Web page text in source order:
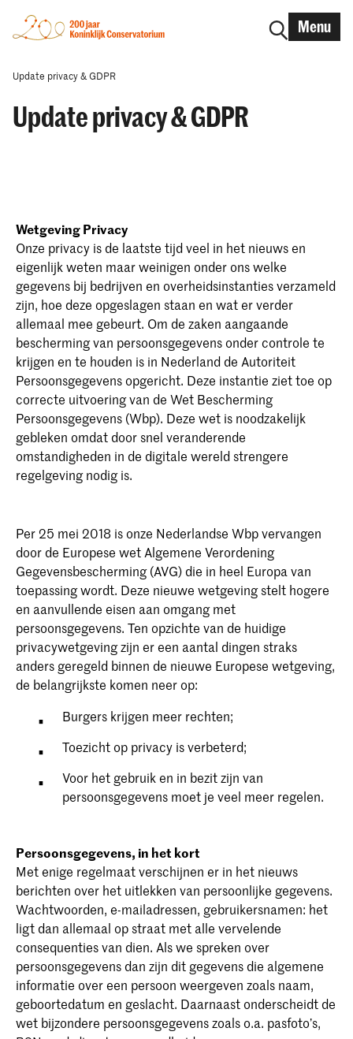
Menu
Update privacy & GDPR
Update privacy & GDPR
Wetgeving Privacy
Onze privacy is de laatste tijd veel in het nieuws en
eigenlijk weten maar weinigen onder ons welke
gegevens bij bedrijven en overheidsinstanties verzameld
zijn, hoe deze opgeslagen staan en wat er verder
allemaal mee gebeurt. Om de zaken aangaande
bescherming van persoonsgegevens onder controle te
krijgen en te houden is in Nederland de Autoriteit
Persoonsgegevens opgericht. Deze instantie ziet toe op
correcte uitvoering van de Wet Bescherming
Persoonsgegevens (Wbp). Deze wet is noodzakelijk
gebleken omdat door snel veranderende
omstandigheden in de digitale wereld strengere
regelgeving nodig is.
Per 25 mei 2018 is onze Nederlandse Wbp vervangen
door de Europese wet Algemene Verordening
Gegevensbescherming (AVG) die in heel Europa van
toepassing wordt. Deze nieuwe wetgeving stelt hogere
en aanvullende eisen aan omgang met
persoonsgegevens. Ten opzichte van de huidige
privacywetgeving zijn er een aantal dingen straks
anders geregeld binnen de nieuwe Europese wetgeving,
de belangrijkste komen neer op:
Burgers krijgen meer rechten;
Toezicht op privacy is verbeterd;
Voor het gebruik en in bezit zijn van
persoonsgegevens moet je veel meer regelen.
Persoonsgegevens, in het kort
Met enige regelmaat verschijnen er in het nieuws
berichten over het uitlekken van persoonlijke gegevens.
Wachtwoorden, e-mailadressen, gebruikersnamen: het
ligt dan allemaal op straat met alle vervelende
consequenties van dien. Als we spreken over
persoonsgegevens dan zijn dit gegevens die algemene
informatie over een persoon weergeven zoals naam,
geboortedatum en geslacht. Daarnaast onderscheidt de
wet bijzondere persoonsgegevens zoals o.a. pasfoto’s,